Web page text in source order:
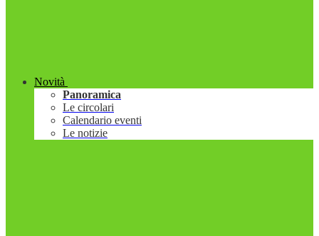
Novità
Panoramica
Le circolari
Calendario eventi
Le notizie